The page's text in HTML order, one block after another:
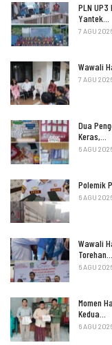
PLN
Yantek…
7 AGU
Wawali
7 AGU
Dua
Keras,…
6 AGU
Polemik
6 AGU
Wawali
Torehan…
6 AGU
Momen
Kedua…
6 AGU